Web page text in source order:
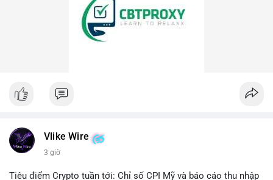
Vlike Wire
3 giờ
Tiêu điểm Crypto tuần tới: Chỉ số CPI Mỹ và báo cáo thu nhập